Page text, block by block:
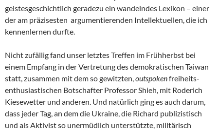
geistesgeschichtlich geradezu ein wandelndes Lexikon – einer
der am präzisesten argumentierenden Intellektuellen, die ich
kennenlernen durfte.
Nicht zufällig fand unser letztes Treffen im Frühherbst bei
einem Empfang in der Vertretung des demokratischen Taiwan
statt, zusammen mit dem so gewitzten,outspokenfreiheits-
enthusiastischen Botschafter Professor Shieh, mit Roderich
Kiesewetter und anderen. Und natürlich ging es auch darum,
dass jeder Tag, an dem die Ukraine, die Richard publizistisch
und als Aktivist so unermüdlich unterstützte, militärisch